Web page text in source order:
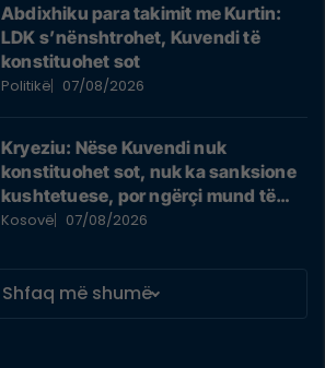
Abdixhiku para takimit me Kurtin:
LDK s’nënshtrohet, Kuvendi të
konstituohet sot
Politikë 07/08/2026
Kryeziu: Nëse Kuvendi nuk
konstituohet sot, nuk ka sanksione
kushtetuese, por ngërçi mund të
zgjasë pafund
Kosovë 07/08/2026
Shfaq më shumë